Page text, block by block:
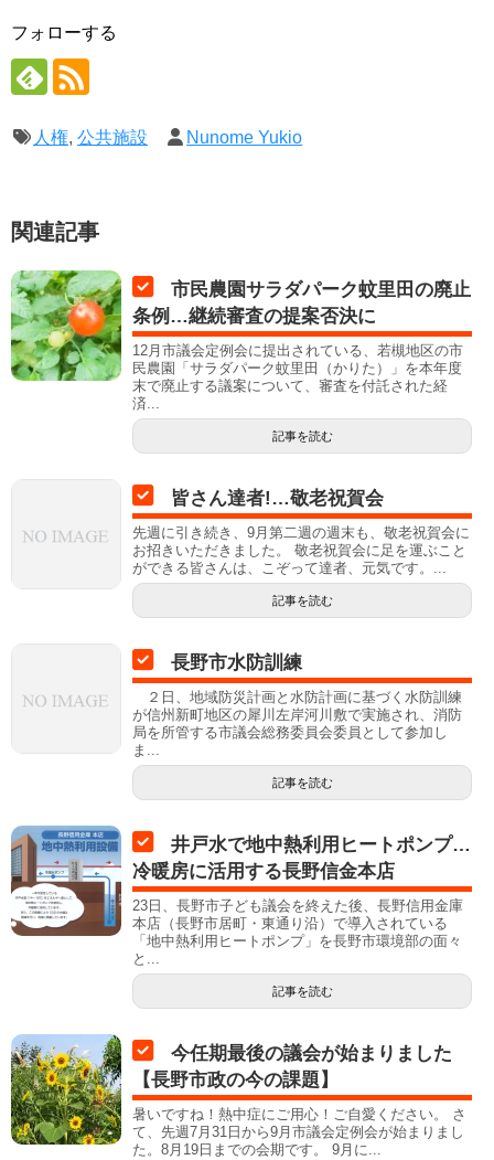
フォローする
人権, 公共施設 Nunome Yukio
関連記事
市民農園サラダパーク蚊里田の廃止
条例…継続審査の提案否決に
12月市議会定例会に提出されている、若槻地区の市
民農園「サラダパーク蚊里田（かりた）」を本年度
末で廃止する議案について、審査を付託された経
済...
記事を読む
皆さん達者!…敬老祝賀会
先週に引き続き、9月第二週の週末も、敬老祝賀会に
お招きいただきました。 敬老祝賀会に足を運ぶこと
ができる皆さんは、こぞって達者、元気です。...
記事を読む
長野市水防訓練
２日、地域防災計画と水防計画に基づく水防訓練
が信州新町地区の犀川左岸河川敷で実施され、消防
局を所管する市議会総務委員会委員として参加し
ま...
記事を読む
井戸水で地中熱利用ヒートポンプ…
冷暖房に活用する長野信金本店
23日、長野市子ども議会を終えた後、長野信用金庫
本店（長野市居町・東通り沿）で導入されている
「地中熱利用ヒートポンプ」を長野市環境部の面々
と...
記事を読む
今任期最後の議会が始まりました
【長野市政の今の課題】
暑いですね！熱中症にご用心！ご自愛ください。 さ
て、先週7月31日から9月市議会定例会が始まりまし
た。8月19日までの会期です。 9月に...